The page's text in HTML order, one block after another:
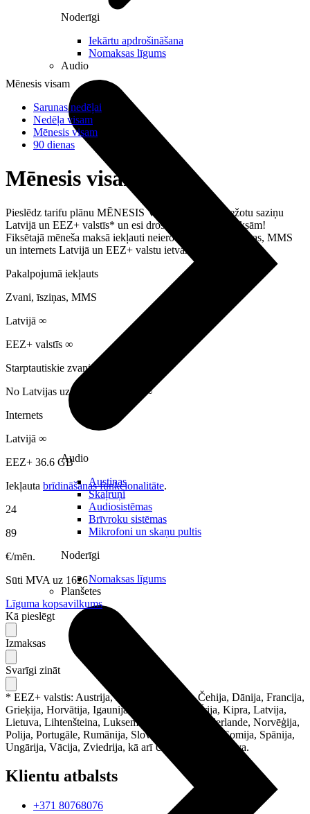
Noderīgi
Iekārtu apdrošināšana
Nomaksas līgums
Audio
Audio
Austiņas
Skaļruņi
Audiosistēmas
Brīvroku sistēmas
Mikrofoni un skaņu pultis
Noderīgi
Nomaksas līgums
Planšetes
Mēnesis visam
Sarunas nedēļai
Nedēļa visam
Mēnesis visam
90 dienas
Mēnesis visam
Pieslēdz tarifu plānu MĒNESIS VISAM ar neierobežotu saziņu
Latvijā un EEZ+ valstīs* un esi drošs par savām izmaksām!
Fiksētajā mēneša maksā iekļauti neierobežoti zvani, īsziņas, MMS
un internets Latvijā un EEZ+ valstu ietvaros.
Pakalpojumā iekļauts
Zvani, īsziņas, MMS
Latvijā ∞
EEZ+ valstīs ∞
Starptautiskie zvani
No Latvijas uz EEZ+ valstīm – ∞
Internets
Latvijā ∞
EEZ+ 36.6 GB
Iekļauta brīdināšanas funkcionalitāte.
24
89
€/mēn.
Sūti MVA uz 1626
Līguma kopsavilkums
Kā pieslēgt
Izmaksas
Svarīgi zināt
* EEZ+ valstis: Austrija, Beļģija, Bulgārija, Čehija, Dānija, Francija,
Grieķija, Horvātija, Igaunija, Islande, Itālija, Īrija, Kipra, Latvija,
Lietuva, Lihtenšteina, Luksemburga, Malta, Nīderlande, Norvēģija,
Polija, Portugāle, Rumānija, Slovākija, Slovēnija, Somija, Spānija,
Ungārija, Vācija, Zviedrija, kā arī Ukraina un Moldova.
Klientu atbalsts
+371 80768076